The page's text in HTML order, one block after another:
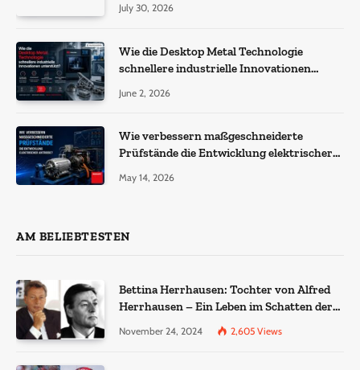
July 30, 2026
Wie die Desktop Metal Technologie
schnellere industrielle Innovationen
June 2, 2026
Wie verbessern maßgeschneiderte
Prüfstände die Entwicklung elektrischer
May 14, 2026
AM BELIEBTESTEN
Bettina Herrhausen: Tochter von Alfred
Herrhausen – Ein Leben im Schatten der
November 24, 2024 2,605 Views